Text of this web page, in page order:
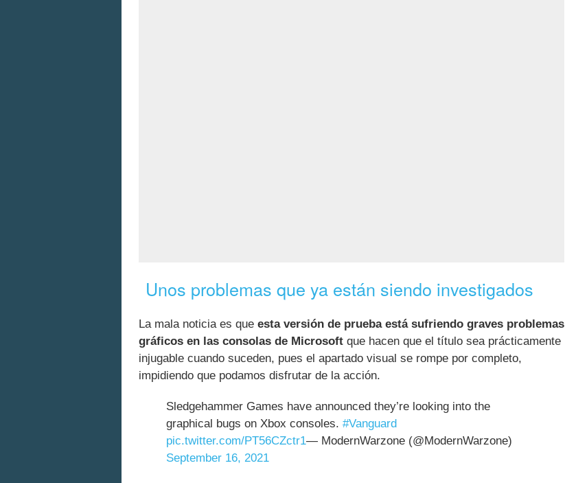
Unos problemas que ya están siendo investigados
La mala noticia es que esta versión de prueba está sufriendo graves problemas
gráficos en las consolas de Microsoft que hacen que el título sea prácticamente
injugable cuando suceden, pues el apartado visual se rompe por completo,
impidiendo que podamos disfrutar de la acción.
Sledgehammer Games have announced they’re looking into the
graphical bugs on Xbox consoles. #Vanguard
pic.twitter.com/PT56CZctr1— ModernWarzone (@ModernWarzone)
September 16, 2021